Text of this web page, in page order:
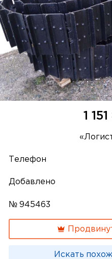
1
Телефон
Добавлено
№ 945463
Искать